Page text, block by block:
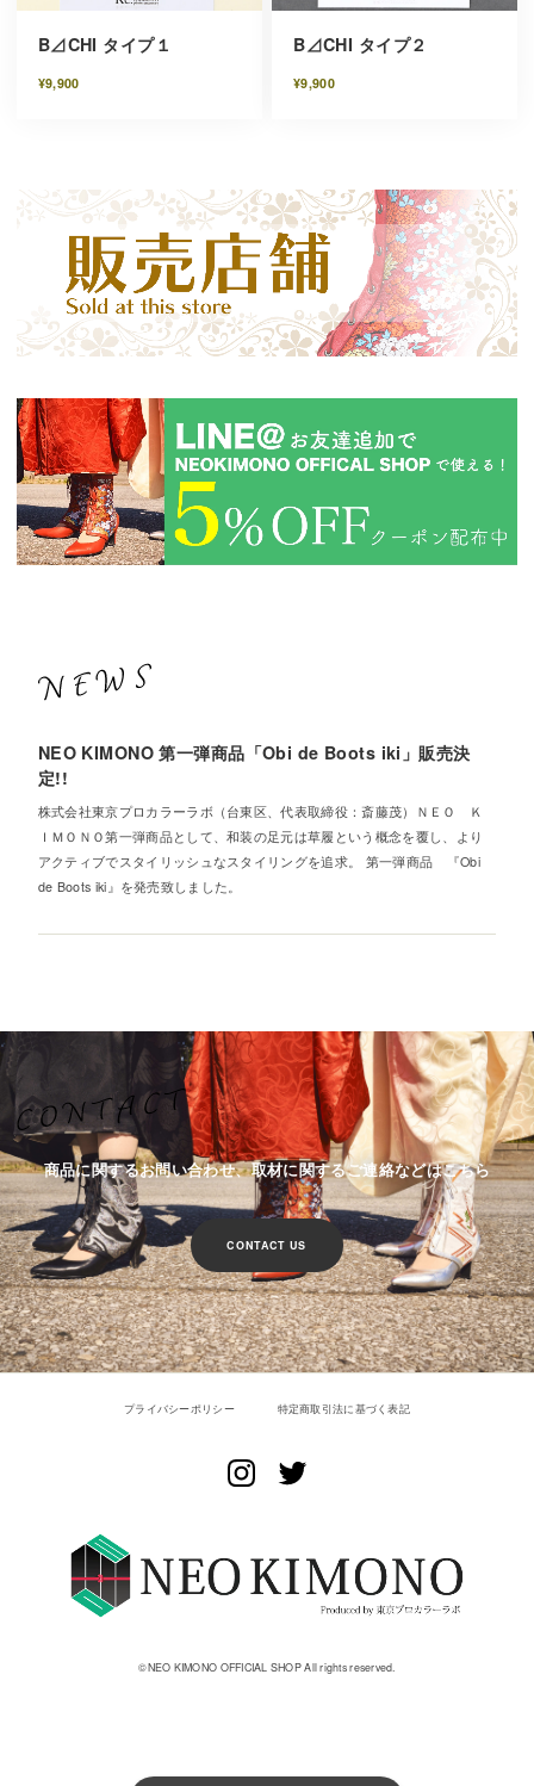
B⊿CHI タイプ１
¥9,900
B⊿CHI タイプ２
¥9,900
NEO KIMONO 第一弾商品「Obi de Boots iki」販売決
定!!
株式会社東京プロカラーラボ（台東区、代表取締役：斎藤茂）ＮＥＯ Ｋ
ＩＭＯＮＯ第一弾商品として、和装の足元は草履という概念を覆し、より
アクティブでスタイリッシュなスタイリングを追求。 第一弾商品 『Obi
de Boots iki』を発売致しました。
商品に関するお問い合わせ、取材に関するご連絡などはこちら
CONTACT US
プライバシーポリシー 特定商取引法に基づく表記
©︎NEO KIMONO OFFICIAL SHOP All rights reserved.